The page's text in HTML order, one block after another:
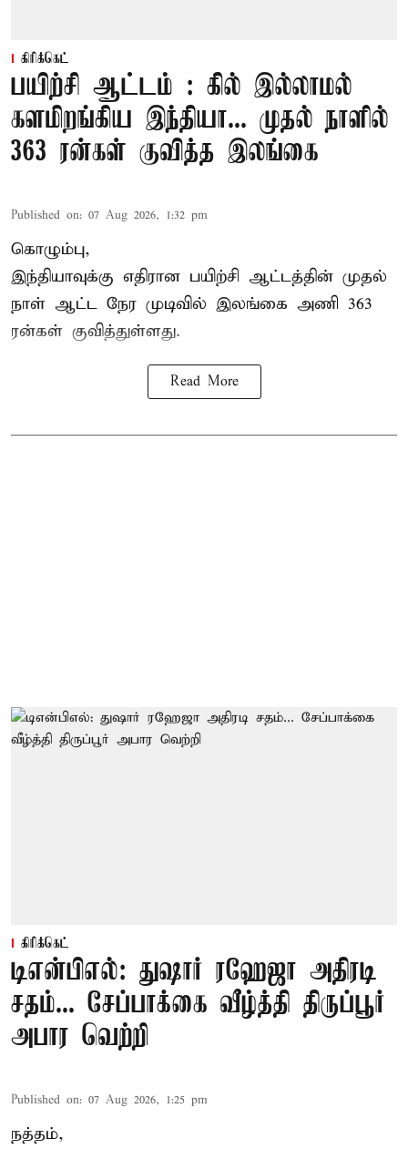
கிரிக்கெட்
பயிற்சி ஆட்டம் : கில் இல்லாமல்
களமிறங்கிய இந்தியா... முதல் நாளில்
363 ரன்கள் குவித்த இலங்கை
Published on: 07 Aug 2026, 1:32 pm
கொழும்பு,
இந்தியாவுக்கு எதிரான பயிற்சி ஆட்டத்தின் முதல்
நாள் ஆட்ட நேர முடிவில் இலங்கை அணி 363
ரன்கள் குவித்துள்ளது.
Read More
கிரிக்கெட்
டிஎன்பிஎல்: துஷார் ரஹேஜா அதிரடி
சதம்... சேப்பாக்கை வீழ்த்தி திருப்பூர்
அபார வெற்றி
Published on: 07 Aug 2026, 1:25 pm
நத்தம்,